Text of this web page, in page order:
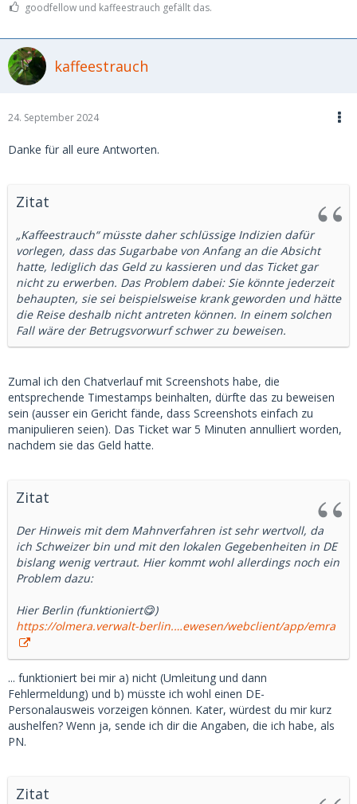
goodfellow und kaffeestrauch gefällt das.
kaffeestrauch
24. September 2024
Danke für all eure Antworten.
Zitat
„Kaffeestrauch“ müsste daher schlüssige Indizien dafür
vorlegen, dass das Sugarbabe von Anfang an die Absicht
hatte, lediglich das Geld zu kassieren und das Ticket gar
nicht zu erwerben. Das Problem dabei: Sie könnte jederzeit
behaupten, sie sei beispielsweise krank geworden und hätte
die Reise deshalb nicht antreten können. In einem solchen
Fall wäre der Betrugsvorwurf schwer zu beweisen.
Zumal ich den Chatverlauf mit Screenshots habe, die
entsprechende Timestamps beinhalten, dürfte das zu beweisen
sein (ausser ein Gericht fände, dass Screenshots einfach zu
manipulieren seien). Das Ticket war 5 Minuten annulliert worden,
nachdem sie das Geld hatte.
Zitat
Der Hinweis mit dem Mahnverfahren ist sehr wertvoll, da
ich Schweizer bin und mit den lokalen Gegebenheiten in DE
bislang wenig vertraut. Hier kommt wohl allerdings noch ein
Problem dazu:
Hier Berlin (funktioniert😋)
https://olmera.verwalt-berlin.…ewesen/webclient/app/emra
... funktioniert bei mir a) nicht (Umleitung und dann
Fehlermeldung) und b) müsste ich wohl einen DE-
Personalausweis vorzeigen können. Kater, würdest du mir kurz
aushelfen? Wenn ja, sende ich dir die Angaben, die ich habe, als
PN.
Zitat